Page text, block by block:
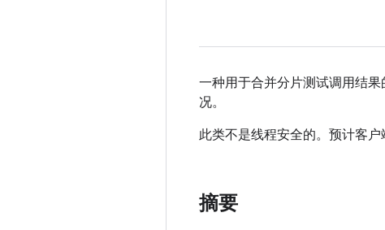
一种用于合并分片测试调用结果
况。
此类不是线程安全的。预计客
摘要